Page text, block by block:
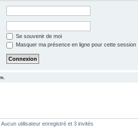
Se souvenir de moi
Masquer ma présence en ligne pour cette session
utilisateur enregistré et 3 invités